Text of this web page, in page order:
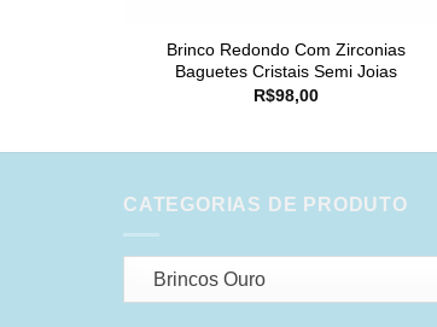
Brinco Redondo Com Zirconias
Baguetes Cristais Semi Joias
R$98,00
CATEGORIAS DE PRODUTO
Brincos Ouro